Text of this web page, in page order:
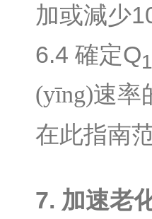
加或減少
6.4 確定Q
(yīng)速率
在此指南
7. 加速老